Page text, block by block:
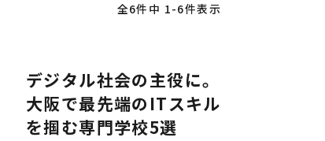
全6件中 1-6件表示
デジタル社会の主役に。
大阪で最先端のITスキル
を掴む専門学校5選